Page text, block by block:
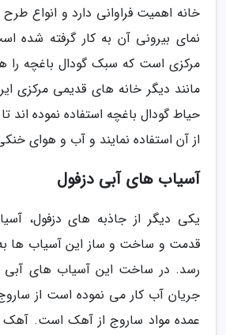
خانه اهمیت فراوانی دارد و انواع
نمای بیرونی آن به کار گرفته شده
مرکزی است که سبک گودال باغچه را
مانند دیگر خانه های قدیمی مرکزی
حیاط گودال باغچه استفاده نموده اند
از آن استفاده نمایند و آب و هوای
آسیاب های آبی دزفول
یکی دیگر از جاذبه های دزفول،
قدمت و ساخت و ساز این آسیاب ها
رسد. در ساخت این آسیاب های آبی
جریان آب کار می نموده است از ساروج
عمده مواد ساروج از آهک است. آهک